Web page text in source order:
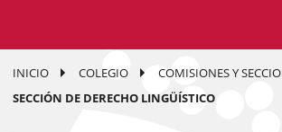
INICIO COLEGIO
COMISIONES Y
SECCIÓN DE DERECHO LINGÜÍSTICO